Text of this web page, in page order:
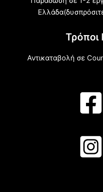
Αντικαταβολή σε